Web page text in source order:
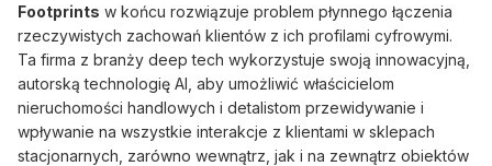
Footprints w końcu rozwiązuje problem płynnego łączenia
rzeczywistych zachowań klientów z ich profilami cyfrowymi.
Ta firma z branży deep tech wykorzystuje swoją innowacyjną,
autorską technologię AI, aby umożliwić właścicielom
nieruchomości handlowych i detalistom przewidywanie i
wpływanie na wszystkie interakcje z klientami w sklepach
stacjonarnych, zarówno wewnątrz, jak i na zewnątrz obiektów